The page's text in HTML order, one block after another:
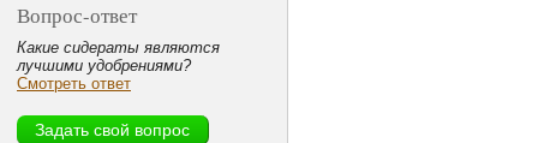
Вопрос-ответ
Какие сидераты являются
лучшими удобрениями?
Смотреть ответ